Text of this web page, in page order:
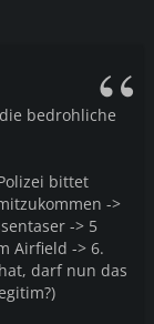
bedrohliche
bittet
->
-> 5
Airfield -> 6.
darf nun das